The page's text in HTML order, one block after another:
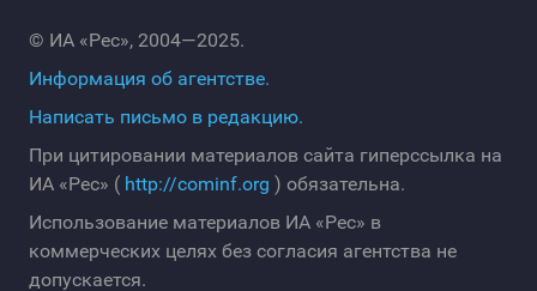
© ИА «Рес», 2004—2025.
Информация об агентстве.
Написать письмо в редакцию.
При цитировании материалов сайта гиперссылка на
ИА «Рес» ( http://cominf.org ) обязательна.
Использование материалов ИА «Рес» в
коммерческих целях без согласия агентства не
допускается.